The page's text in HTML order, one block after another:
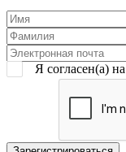
Я согласен(a) на